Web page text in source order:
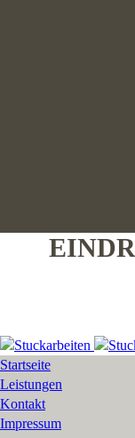
Startseite
Leistungen
Kontakt
Impressum